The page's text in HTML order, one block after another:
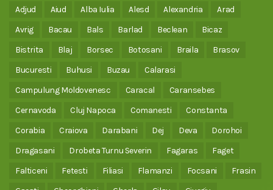
Adjud Aiud Alba Iulia Alesd Alexandria
Arad
Avrig
Bacau Bals Barlad Beclean
Bicaz
Bistrita
Blaj Borsec Botosani Braila
Brasov
Bucuresti
Buhusi Buzau
Calarasi
Campulung Moldovenesc
Caracal
Caransebes
Cernavoda
Cluj Napoca Comanesti
Constanta
Corabia
Craiova Darabani Dej Deva
Dorohoi
Dragasani
Drobeta Turnu Severin Fagaras
Faget
Falticeni
Fetesti Filiasi Flamanzi Focsani
Frasin